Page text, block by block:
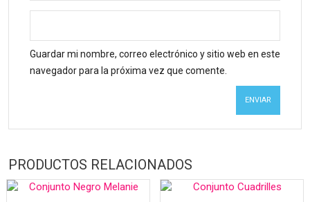
Guardar mi nombre, correo electrónico y sitio web en este
navegador para la próxima vez que comente.
PRODUCTOS RELACIONADOS